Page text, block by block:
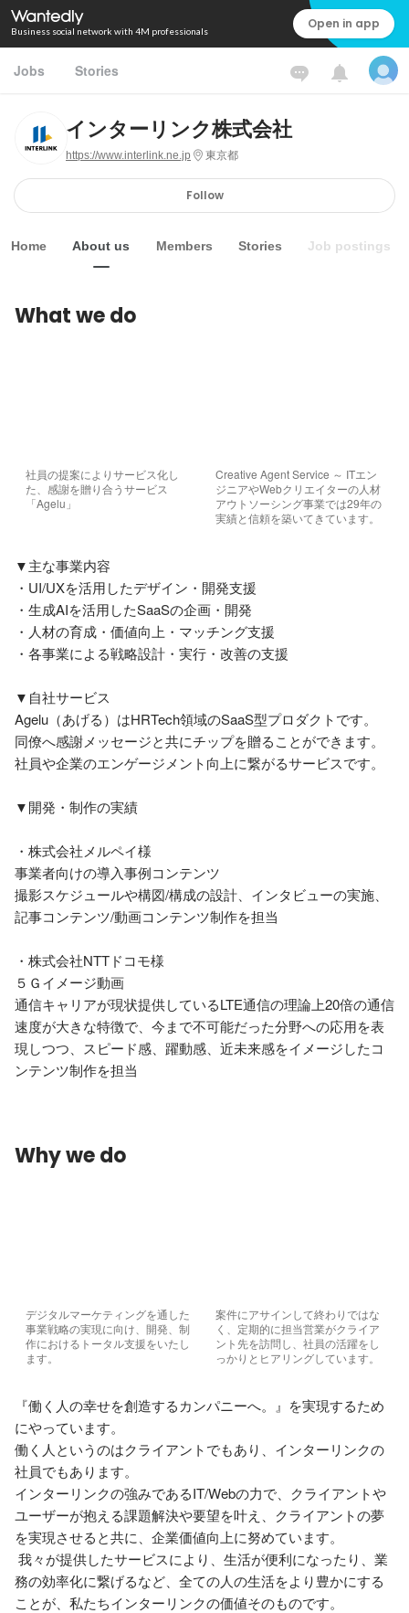
Business social network with 4M professionals Open in app
Jobs Stories
インターリンク株式会社
https://www.interlink.ne.jp 東京都
Follow
Home About us Members Stories Job postings
What we do
社員の提案によりサービス化し
た、感謝を贈り合うサービス
「Agelu」
Creative Agent Service ～ ITエン
ジニアやWebクリエイターの人材
アウトソーシング事業では29年の
実績と信頼を築いてきています。
▼主な事業内容
・UI/UXを活用したデザイン・開発支援
・生成AIを活用したSaaSの企画・開発
・人材の育成・価値向上・マッチング支援
・各事業による戦略設計・実行・改善の支援
▼自社サービス
Agelu（あげる）はHRTech領域のSaaS型プロダクトです。
同僚へ感謝メッセージと共にチップを贈ることができます。
社員や企業のエンゲージメント向上に繋がるサービスです。
▼開発・制作の実績
・株式会社メルペイ様
事業者向けの導入事例コンテンツ
撮影スケジュールや構図/構成の設計、インタビューの実施、
記事コンテンツ/動画コンテンツ制作を担当
・株式会社NTTドコモ様
５Ｇイメージ動画
通信キャリアが現状提供しているLTE通信の理論上20倍の通信
速度が大きな特徴で、今まで不可能だった分野への応用を表
現しつつ、スピード感、躍動感、近未来感をイメージしたコ
ンテンツ制作を担当
Why we do
デジタルマーケティングを通した
事業戦略の実現に向け、開発、制
作におけるトータル支援をいたし
ます。
案件にアサインして終わりではな
く、定期的に担当営業がクライア
ント先を訪問し、社員の活躍をし
っかりとヒアリングしています。
『働く人の幸せを創造するカンパニーへ。』を実現するため
にやっています。
働く人というのはクライアントでもあり、インターリンクの
社員でもあります。
インターリンクの強みであるIT/Webの力で、クライアントや
ユーザーが抱える課題解決や要望を叶え、クライアントの夢
を実現させると共に、企業価値向上に努めています。
務の効率化に繋げるなど、全ての人の生活をより豊かにする
ことが、私たちインターリンクの価値そのものです。